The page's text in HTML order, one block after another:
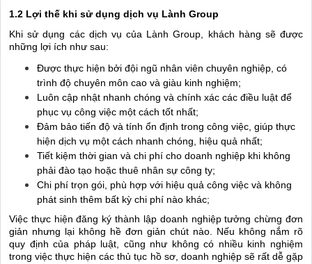
1.2 Lợi thế khi sử dụng dịch vụ Lành Group
Khi sử dụng các dịch vụ của Lành Group, khách hàng sẽ được
những lợi ích như sau:
Được thực hiện bởi đội ngũ nhân viên chuyên nghiệp, có
trình độ chuyên môn cao và giàu kinh nghiệm;
Luôn cập nhật nhanh chóng và chính xác các điều luật để
phục vụ công việc một cách tốt nhất;
Đảm bảo tiến độ và tính ổn định trong công việc, giúp thực
hiện dịch vụ một cách nhanh chóng, hiệu quả nhất;
Tiết kiệm thời gian và chi phí cho doanh nghiệp khi không
phải đào tạo hoặc thuê nhân sự công ty;
Chi phí trọn gói, phù hợp với hiệu quả công việc và không
phát sinh thêm bất kỳ chi phí nào khác;
Việc thực hiện đăng ký thành lập doanh nghiệp tưởng chừng đơn
giản nhưng lại không hề đơn giản chút nào. Nếu không nắm rõ
quy định của pháp luật, cũng như không có nhiều kinh nghiệm
trong việc thực hiện các thủ tục hồ sơ, doanh nghiệp sẽ rất dễ gặp